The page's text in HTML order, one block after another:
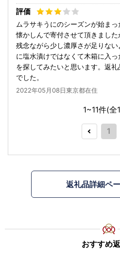
ムラサキうにのシーズンが始ま
懐かしんで寄付させて頂きました
残念ながら少し濃厚さが足りな
に塩水漬けではなくて木箱に入
を探してみたいと思います。返
でした。
2022年05月08日東京都在住
1~11件(全
1
返礼品詳細ペ
おすすめ